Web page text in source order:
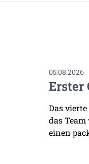
05.08.2026
Erster
Das
das
einen